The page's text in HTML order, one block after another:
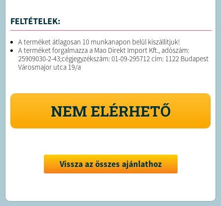
FELTÉTELEK:
A terméket átlagosan 10 munkanapon belül kiszállítjuk!
A terméket forgalmazza a Mao Direkt Import Kft., adószám:
25909030-2-43;cégjegyzékszám: 01-09-295712 cím: 1122 Budapest
Városmajor utca 19/a
NEM ELÉRHETŐ
Vissza az összes ajánlathoz